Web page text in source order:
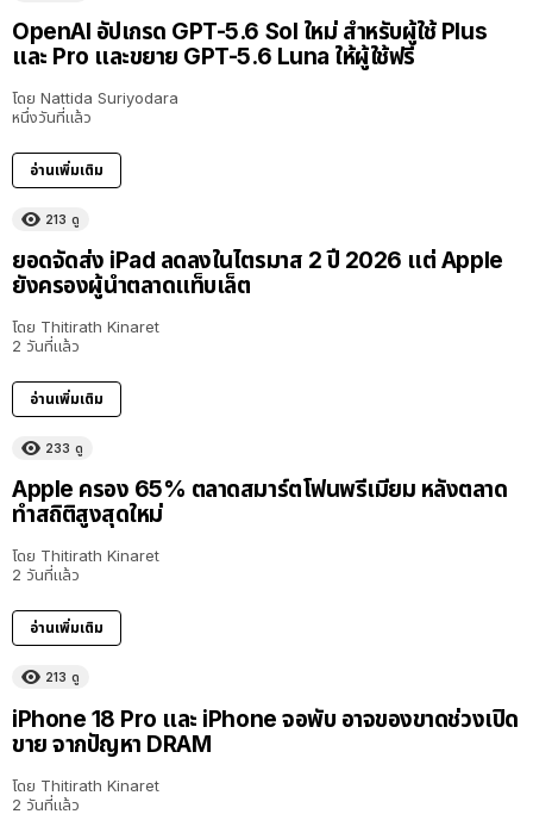
OpenAI อัปเกรด GPT-5.6 Sol ใหม่ สำหรับผู้ใช้ Plus
และ Pro และขยาย GPT-5.6 Luna ให้ผู้ใช้ฟรี
โดย Nattida Suriyodara
หนึ่งวันที่แล้ว
อ่านเพิ่มเติม
213 ดู
ยอดจัดส่ง iPad ลดลงในไตรมาส 2 ปี 2026 แต่ Apple
ยังครองผู้นำตลาดแท็บเล็ต
โดย Thitirath Kinaret
2 วันที่แล้ว
อ่านเพิ่มเติม
233 ดู
Apple ครอง 65% ตลาดสมาร์ตโฟนพรีเมียม หลังตลาด
ทำสถิติสูงสุดใหม่
โดย Thitirath Kinaret
2 วันที่แล้ว
อ่านเพิ่มเติม
213 ดู
iPhone 18 Pro และ iPhone จอพับ อาจของขาดช่วงเปิด
ขาย จากปัญหา DRAM
โดย Thitirath Kinaret
2 วันที่แล้ว